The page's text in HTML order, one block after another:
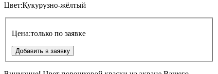
Цвет:Кукурузно-жёлтый
Цена:только по заявке
Добавить в заявку